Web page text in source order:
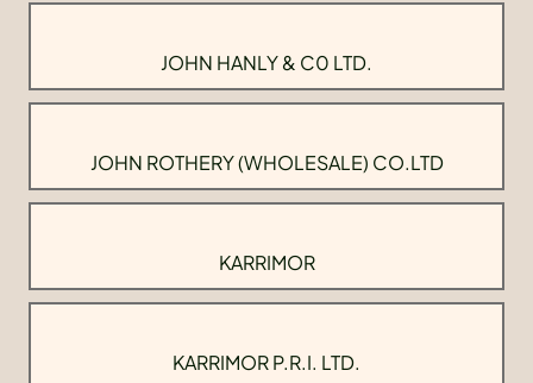
JOHN HANLY & C0 LTD.
JOHN ROTHERY (WHOLESALE) CO.LTD
KARRIMOR
KARRIMOR P.R.I. LTD.